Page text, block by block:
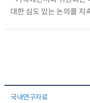
대한 심도 있는 논의를 지
국내연구자료